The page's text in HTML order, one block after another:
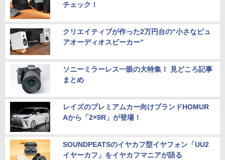
チェック！
クリエイティブが作った2万円台の“小さなピュ
アオーディオスピーカー”
ソニーミラーレス一眼の大特集！ 見どころ記事
まとめ
レイズのプレミアムカー向けブランドHOMUR
Aから「2×9R」が登場！
SOUNDPEATSのイヤカフ型イヤフォン「UU2
イヤーカフ」をイヤカフマニアが語る